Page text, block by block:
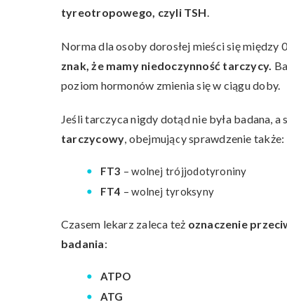
tyreotropowego, czyli TSH.
Norma dla osoby dorosłej mieści się między
znak, że mamy niedoczynność tarczycy.
poziom hormonów zmienia się w ciągu doby.
Jeśli tarczyca nigdy dotąd nie była badana,
tarczycowy, obejmujący sprawdzenie także:
FT3 – wolnej trójjodotyroniny
FT4 – wolnej tyroksyny
Czasem lekarz zaleca też oznaczenie
badania:
ATPO
ATG